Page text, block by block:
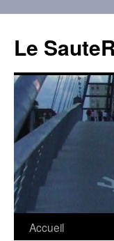
contenu
Le
Accueil